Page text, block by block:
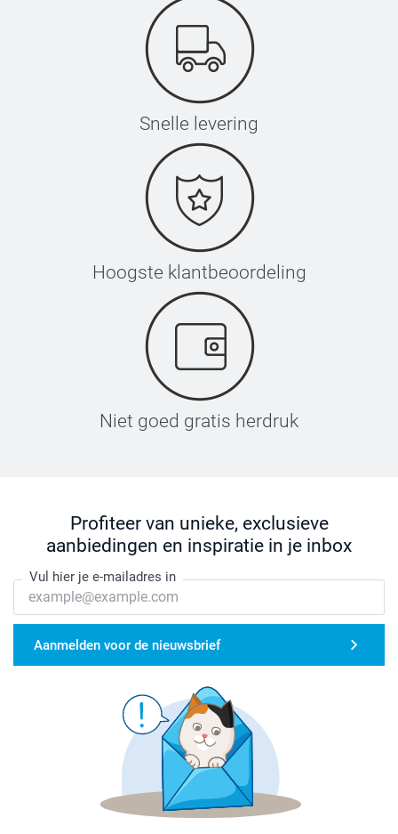
Snelle levering
Hoogste klantbeoordeling
Niet goed gratis herdruk
Profiteer van unieke, exclusieve
aanbiedingen en inspiratie in je inbox
Vul hier je e-mailadres in
Aanmelden voor de nieuwsbrief